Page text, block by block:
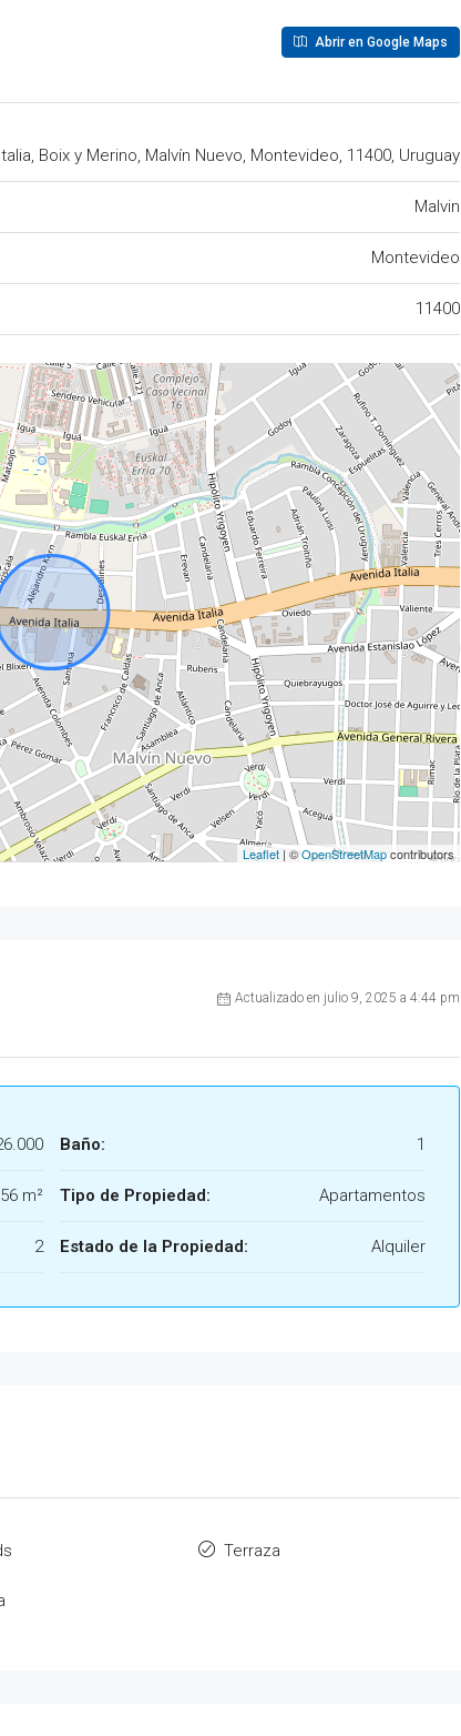
Abrir en Google Maps
Boix y Merino, Malvín Nuevo, Montevideo, 11400, Uruguay
Malvin
Montevideo
11400
Leaflet | ©OpenStreetMapcontributors
Actualizado en julio 9, 2025 a 4:44 pm
56 m²
2
Baño: 1
Tipo de Propiedad: Apartamentos
Estado de la Propiedad: Alquiler
Terraza